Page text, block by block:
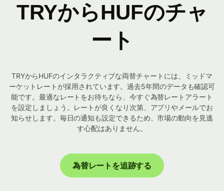
TRYからHUFのチャ
ート
TRYからHUFのインタラクティブな両替チャートには、ミッドマ
ーケットレートが採用されています。過去5年間のデータも確認可
能です。最適なレートをお待ちなら、今すぐ為替レートアラート
を設定しましょう。レートが良くなり次第、アプリやメールでお
知らせします。毎日の通知も設定できるため、市場の動向を見逃
す心配はありません。
為替レートを追跡する